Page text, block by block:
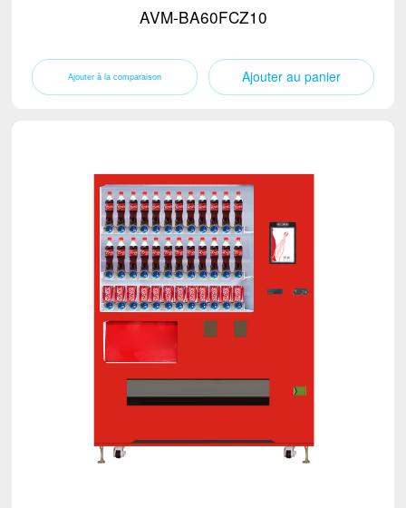
AVM-BA60FCZ10
Ajouter au panier